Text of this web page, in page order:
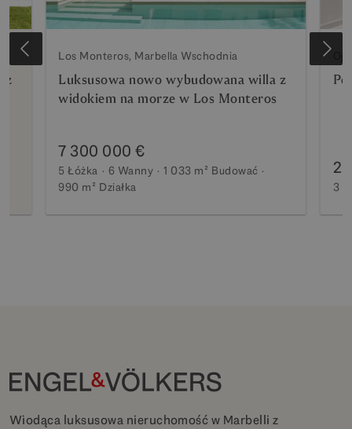
Los Monteros, Marbella Wschodnia
Luksusowa nowo wybudowana willa z
widokiem na morze w Los Monteros
7 300 000 €
5 Łóżka 6 Wanny 1 033 m² Budować
990 m² Działka
2
3
z
Wiodąca luksusowa nieruchomość w Marbelli z